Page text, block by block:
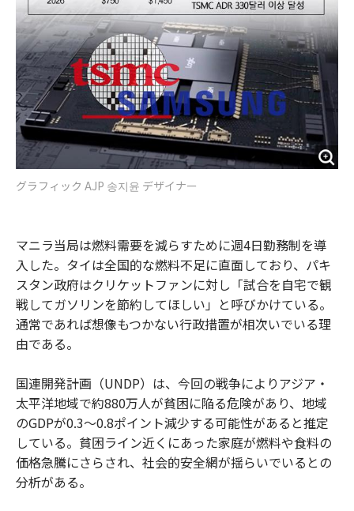
グラフィック AJP 송지윤 デザイナー
マニラ当局は燃料需要を減らすために週4日勤務制を導
入した。タイは全国的な燃料不足に直面しており、パキ
スタン政府はクリケットファンに対し「試合を自宅で観
戦してガソリンを節約してほしい」と呼びかけている。
通常であれば想像もつかない行政措置が相次いでいる理
由である。
国連開発計画（UNDP）は、今回の戦争によりアジア・
太平洋地域で約880万人が貧困に陥る危険があり、地域
のGDPが0.3〜0.8ポイント減少する可能性があると推定
している。貧困ライン近くにあった家庭が燃料や食料の
価格急騰にさらされ、社会的安全網が揺らいでいるとの
分析がある。